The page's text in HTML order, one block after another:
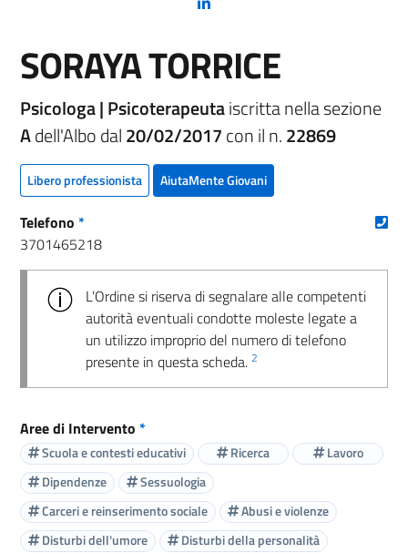
SORAYA TORRICE
Psicologa | Psicoterapeutaiscritta nella sezione
Adell'Albo dal20/02/2017con il n.22869
Libero professionista AiutaMente Giovani
Telefono *
3701465218
L’Ordine si riserva di segnalare alle competenti
autorità eventuali condotte moleste legate a
un utilizzo improprio del numero di telefono
presente in questa scheda. 2
Aree di Intervento *
Scuola e contesti educativi Ricerca
Lavoro
Dipendenze
Sessuologia
Carceri e reinserimento sociale
Abusi e violenze
Disturbi dell'umore
Disturbi della personalità